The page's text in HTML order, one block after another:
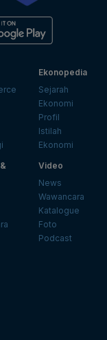
Ekonopedia
Sejarah
Ekonomi
Profil
Istilah
Ekonomi
Video
News
Wawancara
Katalogue
Foto
Podcast